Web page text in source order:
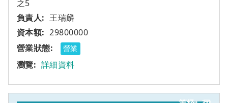
之5
王瑞麟
29800000
營業
詳細資料